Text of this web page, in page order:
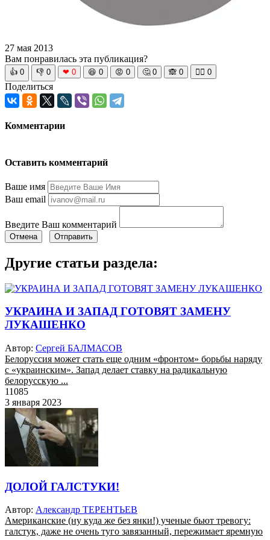
27 мая 2013
Вам понравилась эта публикация?
👍 0 👎 0 ❤ 0 😆 0 😡 0 🤔 0 🙈 0 🧘‍♀️ 0
Поделиться
Комментарии
Оставить комментарий
Ваше имя
Ваш email
Введите Ваш комментарий
Отмена Отправить
Другие статьи раздела:
УКРАИНА И ЗАПАД ГОТОВЯТ ЗАМЕНУ
ЛУКАШЕНКО
Автор: Сергей БАЛМАСОВ
Белоруссия может стать еще одним «фронтом» борьбы наряду
с «украинским». Запад делает ставку на радикальную
белорусскую ...
11085
3 января 2023
ДОЛОЙ ГАЛСТУКИ!
Автор: Александр ТЕРЕНТЬЕВ
Американские (ну куда же без янки!) ученые бьют тревогу:
галстук, даже не очень туго завязанный, пережимает яремную